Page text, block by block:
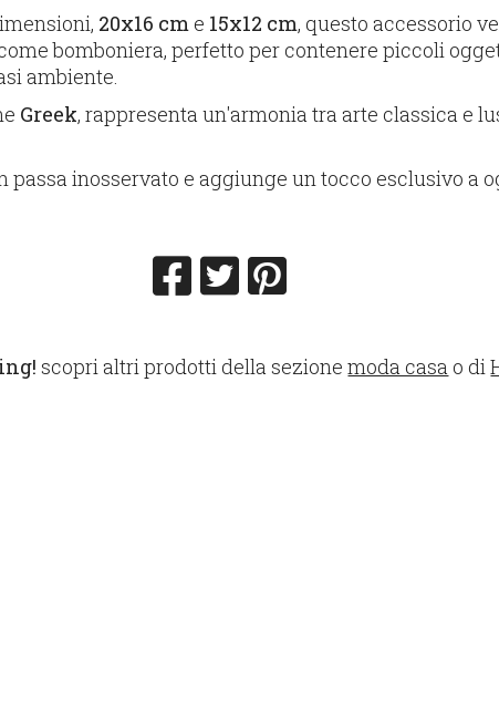
20x16 cm e 15x12 cm, questo accessorio
bomboniera, perfetto per contenere piccoli
ambiente.
Greek, rappresenta un'armonia tra arte classica e
passa inosservato e aggiunge un tocco esclusivo a
scopri altri prodotti della sezionemoda casa o di